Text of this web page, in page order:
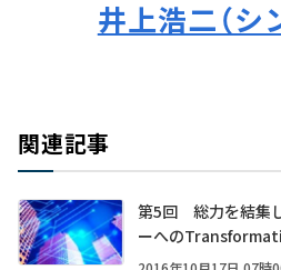
井上浩二（シ
関連記事
第5回 総力を結集
ーへの